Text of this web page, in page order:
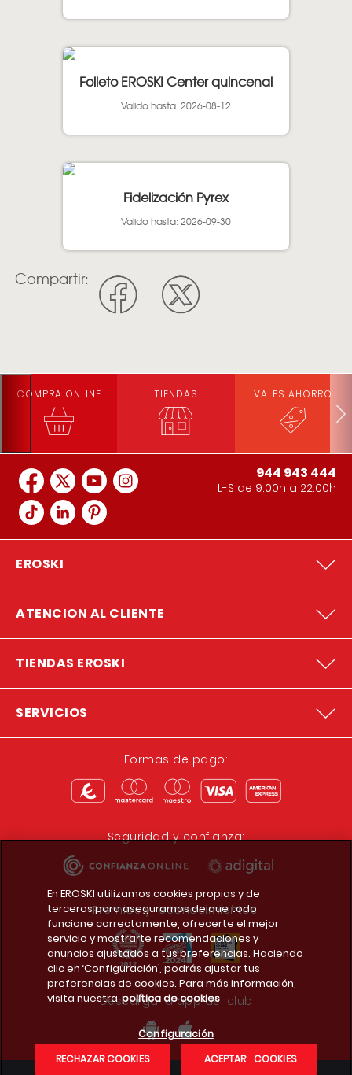
Folleto EROSKI Center quincenal
Valido hasta: 2026-08-12
Fidelización Pyrex
Valido hasta: 2026-09-30
Compartir:
COMPRA ONLINE TIENDAS VALES AHORRO
944 943 444
L-S de 9:00h a 22:00h
EROSKI
ATENCION AL CLIENTE
TIENDAS EROSKI
SERVICIOS
Formas de pago:
Seguridad y confianza:
Premios y reconocimientos:
Descarga la app del club
En EROSKI utilizamos cookies propias y de
terceros para asegurarnos de que todo
funcione correctamente, ofrecerte el mejor
servicio y mostrarte recomendaciones y
anuncios ajustados a tus preferencias. Haciendo
clic en ‘Configuración’, podrás ajustar tus
preferencias de cookies. Para más información,
visita nuestra política de cookies
Configuración
RECHAZAR COOKIES
ACEPTAR COOKIES